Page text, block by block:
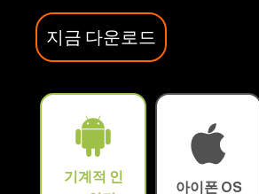
지금 다운로드
기계적 인
아이폰 OS